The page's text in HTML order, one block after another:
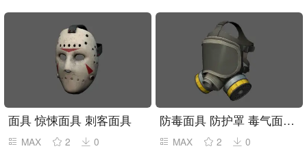
面具 惊悚面具 刺客面具
MAX 2 0
防毒面具 防护罩 毒气面罩塌陷模型
MAX 2 0